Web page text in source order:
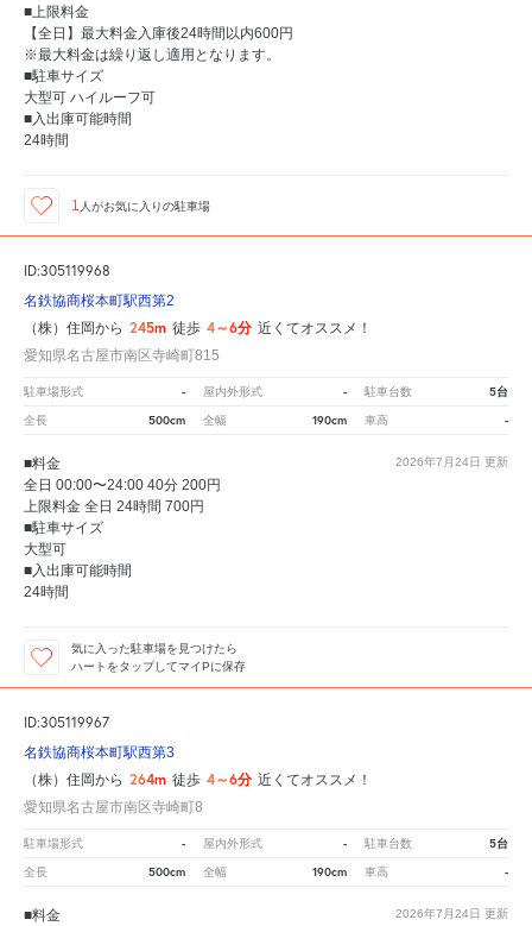
■上限料金
【全日】最大料金入庫後24時間以内600円
※最大料金は繰り返し適用となります。
■駐車サイズ
大型可 ハイルーフ可
■入出庫可能時間
24時間
1 人がお気に入りの駐車場
ID:305119968
名鉄協商桜本町駅西第2
（株）住岡から 245m 徒歩 4～6分 近くてオススメ！
愛知県名古屋市南区寺崎町815
駐車場形式 - 屋内外形式 - 駐車台数 5台
全長 500cm 全幅 190cm 車高 -
2026年7月24日 更新
■料金
全日 00:00〜24:00 40分 200円
上限料金 全日 24時間 700円
■駐車サイズ
大型可
■入出庫可能時間
24時間
気に入った駐車場を見つけたら
ハートをタップしてマイPに保存
ID:305119967
名鉄協商桜本町駅西第3
（株）住岡から 264m 徒歩 4～6分 近くてオススメ！
愛知県名古屋市南区寺崎町8
駐車場形式 - 屋内外形式 - 駐車台数 5台
全長 500cm 全幅 190cm 車高 -
2026年7月24日 更新
■料金